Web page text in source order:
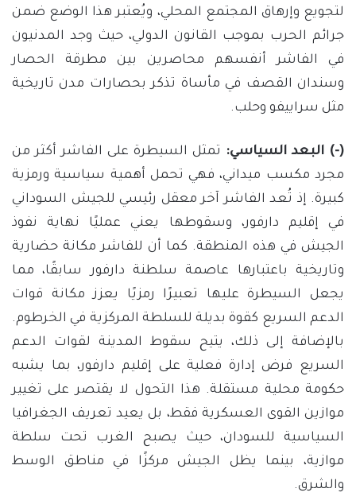
لتجويع وإرهاق المجتمع المحلي، ويُعتبر هذا الوضع ضمن
جرائم الحرب بموجب القانون الدولي، حيث وجد المدنيون
في الفاشر أنفسهم محاصرين بين مطرقة الحصار
وسندان القصف في مأساة تذكر بحصارات مدن تاريخية
مثل سراييفو وحلب.
(-) البعد السياسي: تمثل السيطرة على الفاشر أكثر من
مجرد مكسب ميداني، فهي تحمل أهمية سياسية ورمزية
كبيرة. إذ تُعد الفاشر آخر معقل رئيسي للجيش السوداني
في إقليم دارفور، وسقوطها يعني عمليًا نهاية نفوذ
الجيش في هذه المنطقة. كما أن للفاشر مكانة حضارية
وتاريخية باعتبارها عاصمة سلطنة دارفور سابقًا، مما
يجعل السيطرة عليها تعبيرًا رمزيًا يعزز مكانة قوات
الدعم السريع كقوة بديلة للسلطة المركزية في الخرطوم.
بالإضافة إلى ذلك، يتيح سقوط المدينة لقوات الدعم
السريع فرض إدارة فعلية على إقليم دارفور، بما يشبه
حكومة محلية مستقلة. هذا التحول لا يقتصر على تغيير
موازين القوى العسكرية فقط، بل يعيد تعريف الجغرافيا
السياسية للسودان، حيث يصبح الغرب تحت سلطة
موازية، بينما يظل الجيش مركزًا في مناطق الوسط
والشرق.